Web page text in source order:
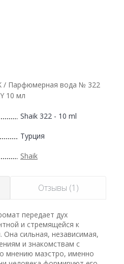
/ Парфюмерная вода № 322
10 мл
Shaik 322 - 10 ml
Турция
Shaik
Отзывы (1)
передает дух
и стремящейся к
сильная, независимая,
и знакомствам с
мнению маэстро, именно